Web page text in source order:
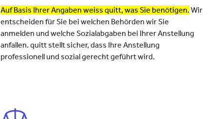
Auf Basis Ihrer Angaben weiss quitt, was Sie benötigen. Wir
entscheiden für Sie bei welchen Behörden wir Sie
anmelden und welche Sozialabgaben bei Ihrer Anstellung
anfallen. quitt stellt sicher, dass Ihre Anstellung
professionell und sozial gerecht geführt wird.